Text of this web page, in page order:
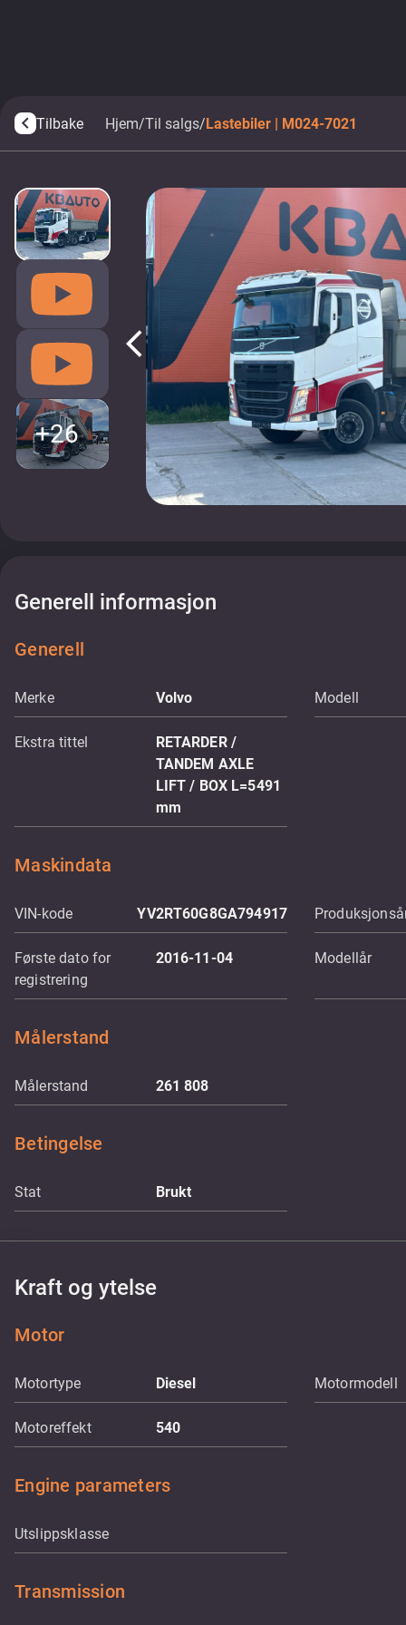
arrow_back_ios Tilbake Hjem/Til salgs/Lastebiler | M024-7021
arrow_back_ios
+26
Generell informasjon
Generell
Merke Volvo Modell
Ekstra tittel
RETARDER /
TANDEM AXLE
LIFT / BOX L=5491
mm
Maskindata
VIN-kode YV2RT60G8GA794917
Første dato for
registrering
2016-11-04 Modellår
Målerstand
Målerstand 261 808
Betingelse
Stat Brukt
Kraft og ytelse
Motor
Motortype Diesel Motormodell
Motoreffekt 540
Engine parameters
Utslippsklasse
Transmission